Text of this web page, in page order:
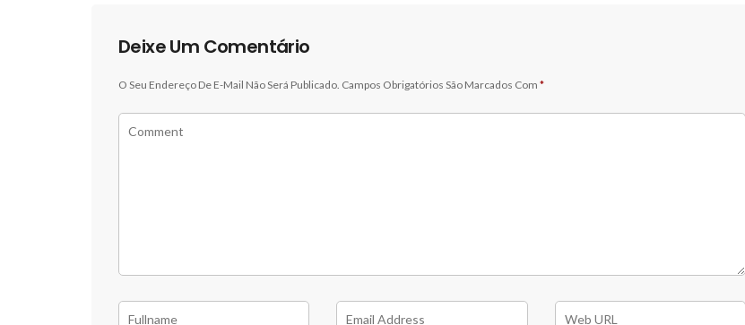
Deixe Um Comentário
O Seu Endereço De E-Mail Não Será Publicado. Campos Obrigatórios São Marcados Com *